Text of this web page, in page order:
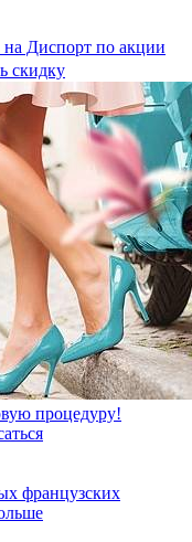
Диспорт по акции
скидку
процедуру!
французских